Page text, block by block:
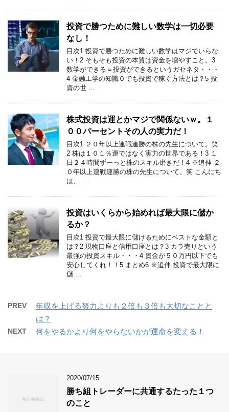
投資で勝つために難しい数学は一切必要
なし！
目次1 投資で勝つために難しい数学はマジでいらな
い！2 そもそも投資の本質は資金を増やすこと。3
数学ができる＝投資ができるというガセネタ・・・
4 金融工学の知識０でも投資で稼ぐ方法とは？5 投
資の世 …
株式投資は運とかマジで関係ないｗ。１
００パーセントその人の実力だ！
目次1 ２０年以上連戦連勝の株の先生について。笑
2 株は１０１％運ではなく実力の世界である！3 １
日２４時間ずーっと株のスキル磨きだ！4 ※追伸 ２
０年以上連戦連勝の株の先生について。笑 こんにち
は、 …
投資はいくらから始めれば最大限に儲か
るか？
目次1 投資で最大限に儲けるためにベストな金額と
は？2 現物口座と信用口座とは？3 カラ売りという
最強の投資スキル・・・4 資金が５０万円以下でも
安心してくれ！！5 まとめ6 ※追伸 投資で最大限に
儲 …
PREV
年収を上げる努力よりも２倍も３倍も大切なことと
は？
NEXT 何をやるかより何をやらないかが運命を変える！
2020/07/15
勝ち組トレーダーに共通するたった１つ
のこと